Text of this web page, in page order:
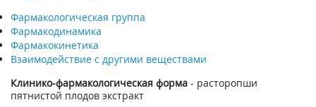
Фармакологическая группа
Фармакодинамика
Фармакокинетика
Взаимодействие с другими веществами
Клинико-фармакологическая форма - расторопши
пятнистой плодов экстракт